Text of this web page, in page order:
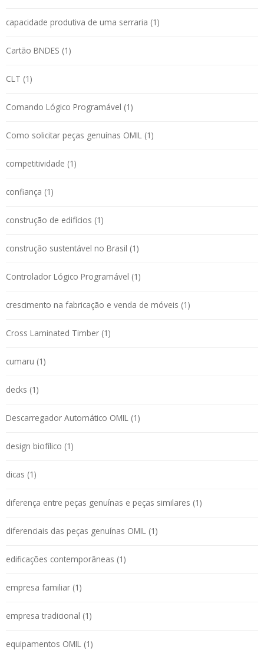
capacidade produtiva de uma serraria (1)
Cartão BNDES (1)
CLT (1)
Comando Lógico Programável (1)
Como solicitar peças genuínas OMIL (1)
competitividade (1)
confiança (1)
construção de edifícios (1)
construção sustentável no Brasil (1)
Controlador Lógico Programável (1)
crescimento na fabricação e venda de móveis (1)
Cross Laminated Timber (1)
cumaru (1)
decks (1)
Descarregador Automático OMIL (1)
design biofílico (1)
dicas (1)
diferença entre peças genuínas e peças similares (1)
diferenciais das peças genuínas OMIL (1)
edificações contemporâneas (1)
empresa familiar (1)
empresa tradicional (1)
equipamentos OMIL (1)